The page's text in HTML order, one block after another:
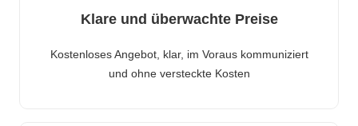
Klare und überwachte Preise
Kostenloses Angebot, klar, im Voraus kommuniziert
und ohne versteckte Kosten